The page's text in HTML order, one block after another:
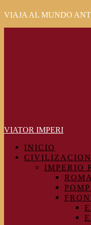
VIAJA AL MUNDO
VIATOR IMPERI
INICIO
IMPERIO
ROMA